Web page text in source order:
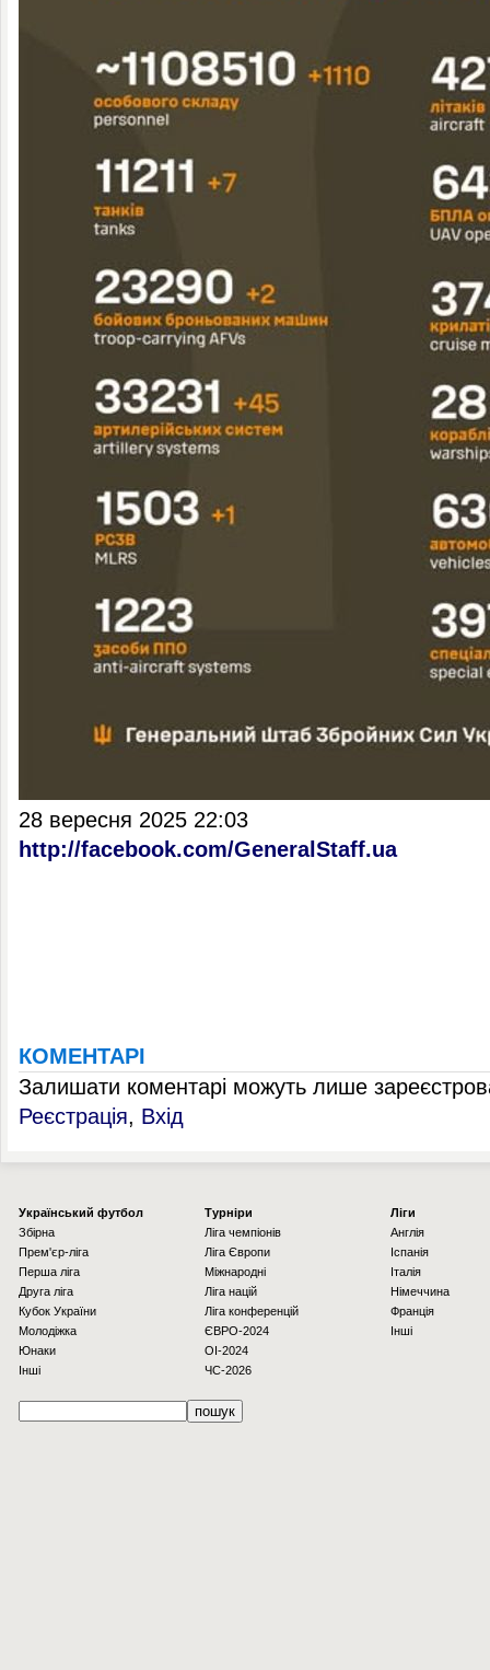
28 вересня 2025 22:03
http://facebook.com/GeneralStaff.ua
КОМЕНТАРІ
Залишати коментарі можуть лише
Реєстрація, Вхід
Українcький футбол
Збірна
Прем'єр-ліга
Перша ліга
Друга ліга
Кубок України
Молодіжка
Юнаки
Інші
Турніри
Ліга чемпіонів
Ліга Європи
Міжнародні
Ліга націй
Ліга конференцій
ЄВРО-2024
OI-2024
ЧС-2026
Ліги
Англія
Іспанія
Італія
Німеччина
Франція
Інші